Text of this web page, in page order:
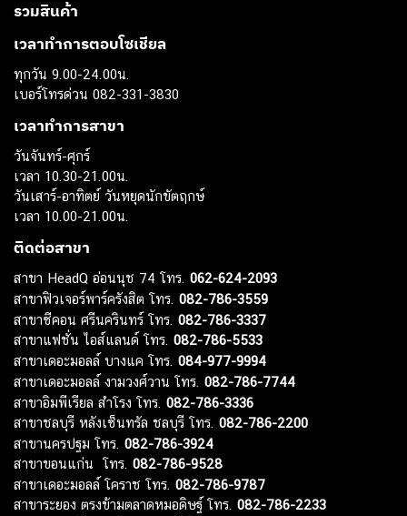
รวมสินค้า
เวลาทำการตอบโซเชียล
ทุกวัน 9.00-24.00น.
เบอร์โทรด่วน 082-331-3830
เวลาทำการสาขา
วันจันทร์-ศุกร์
เวลา 10.30-21.00น.
วันเสาร์-อาทิตย์ วันหยุดนักขัตฤกษ์
เวลา 10.00-21.00น.
ติดต่อสาขา
สาขา HeadQ อ่อนนุช 74 โทร. 062-624-2093
สาขาฟิวเจอร์พาร์ครังสิต โทร. 082-786-3559
สาขาซีคอน ศรีนครินทร์ โทร. 082-786-3337
สาขาแฟชั่น ไอส์แลนด์ โทร. 082-786-5533
สาขาเดอะมอลล์ บางแค โทร. 084-977-9994
สาขาเดอะมอลล์ งามวงศ์วาน โทร. 082-786-7744
สาขาอิมพีเรียล สำโรง โทร. 082-786-3336
สาขาชลบุรี หลังเซ็นทรัล ชลบุรี โทร. 082-786-2200
สาขานครปฐม โทร. 082-786-3924
สาขาขอนแก่น โทร. 082-786-9528
สาขาเดอะมอลล์ โคราช โทร. 082-786-9787
สาขาระยอง ตรงข้ามตลาดหมอดิษฐ์ โทร. 082-786-2233